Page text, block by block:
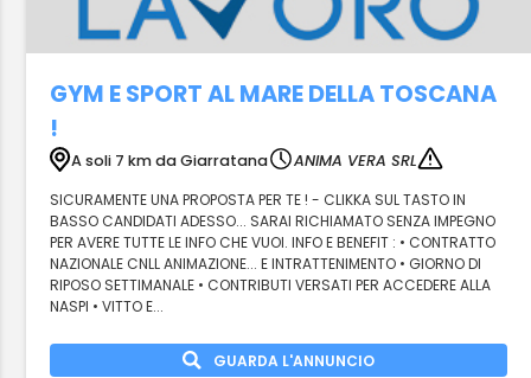
GYM E SPORT AL MARE DELLA TOSCANA
!
A soli 7 km da Giarratana
ANIMA VERA SRL
SICURAMENTE UNA PROPOSTA PER TE ! - CLIKKA SUL TASTO IN
BASSO CANDIDATI ADESSO... SARAI RICHIAMATO SENZA IMPEGNO
PER AVERE TUTTE LE INFO CHE VUOI. INFO E BENEFIT : • CONTRATTO
NAZIONALE CNLL ANIMAZIONE... E INTRATTENIMENTO • GIORNO DI
RIPOSO SETTIMANALE • CONTRIBUTI VERSATI PER ACCEDERE ALLA
NASPI • VITTO E...
GUARDA L'ANNUNCIO